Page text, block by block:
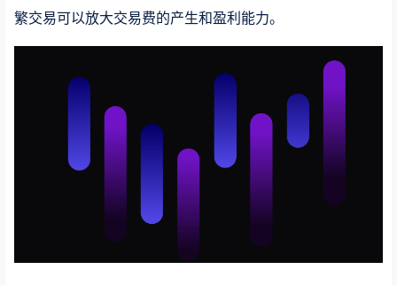
繁交易可以放大交易费的产生和盈利能力。